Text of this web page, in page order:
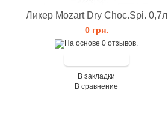
Ликер Mozart Dry Choc.Spi. 0,7л
0 грн.
В закладки
В сравнение